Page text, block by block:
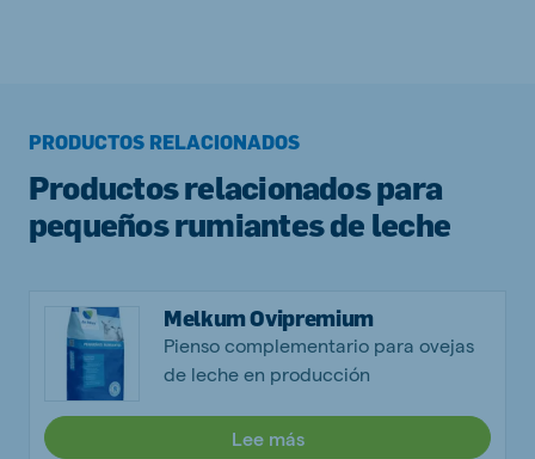
PRODUCTOS RELACIONADOS
Productos relacionados para
pequeños rumiantes de leche
Melkum Ovipremium
Pienso complementario para ovejas
de leche en producción
Lee más